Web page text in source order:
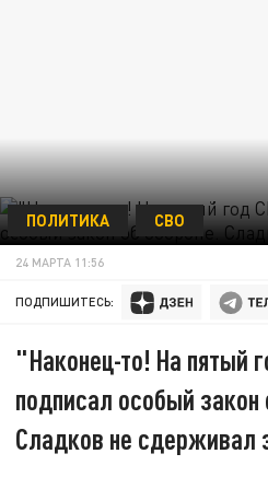
ПОЛИТИКА СВО
24 МАРТА 11:56
ПОДПИШИТЕСЬ:
"Наконец-то! На пятый
подписал особый закон
Сладков не сдерживал